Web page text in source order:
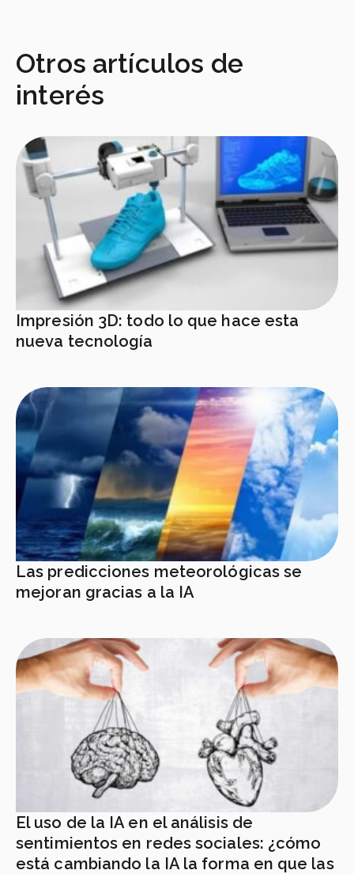
Otros artículos de
interés
Impresión 3D: todo lo que hace esta
nueva tecnología
Las predicciones meteorológicas se
mejoran gracias a la IA
El uso de la IA en el análisis de
sentimientos en redes sociales: ¿cómo
está cambiando la IA la forma en que las